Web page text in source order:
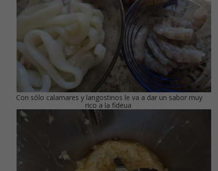
Con sólo calamares y langostinos le va a dar un sabor muy
rico a la fideua